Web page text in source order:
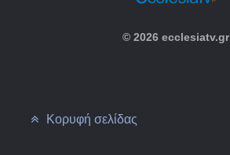
© 2026 ecclesiatv.gr
Κορυφή σελίδας